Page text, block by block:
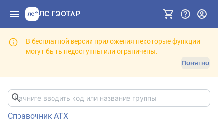
ЛС ГЭОТАР
В бесплатной версии приложения некоторые функции
могут быть недоступны или ограничены.
Понятно
Справочник АТХ